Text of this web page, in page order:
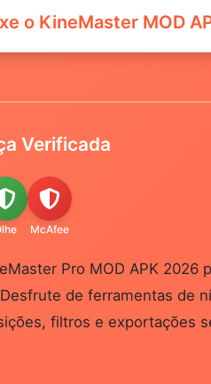
o KineMaster MOD
Verificada
McAfee
Pro MOD APK 2026
de ferramentas de
filtros e exportações